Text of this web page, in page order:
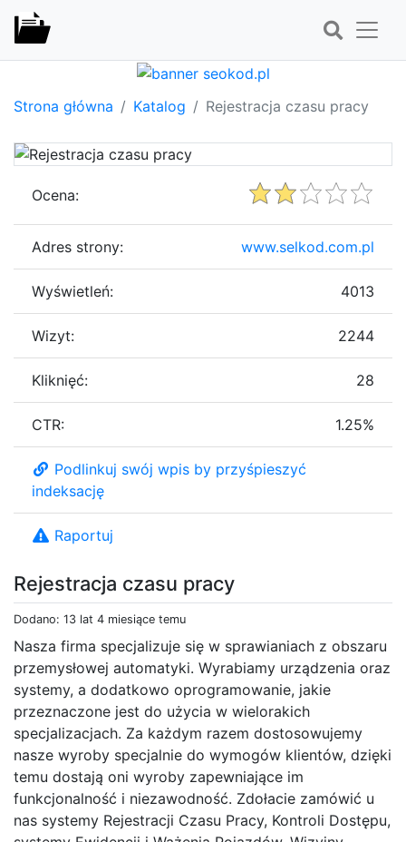
Strona główna Katalog Rejestracja czasu pracy
Rejestracja czasu pracy
Dodano: 13 lat 4 miesiące temu
Nasza firma specjalizuje się w sprawianiach z obszaru
przemysłowej automatyki. Wyrabiamy urządzenia oraz
systemy, a dodatkowo oprogramowanie, jakie
przeznaczone jest do użycia w wielorakich
specjalizacjach. Za każdym razem dostosowujemy
nasze wyroby specjalnie do wymogów klientów, dzięki
temu dostają oni wyroby zapewniające im
funkcjonalność i niezawodność. Zdołacie zamówić u
nas systemy Rejestracji Czasu Pracy, Kontroli Dostępu,
Ocena:
Adres strony: www.selkod.com.pl
Wyświetleń: 4013
Wizyt: 2244
Kliknięć: 28
CTR: 1.25%
Podlinkuj swój wpis by przyśpieszyć
indeksację
Raportuj